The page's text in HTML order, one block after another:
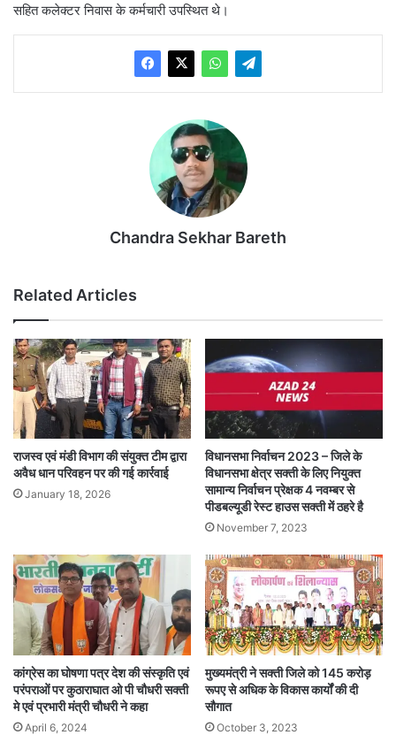
सहित कलेक्टर निवास के कर्मचारी उपस्थित थे।
Chandra Sekhar Bareth
Related Articles
राजस्व एवं मंडी विभाग की संयुक्त टीम द्वारा
अवैध धान परिवहन पर की गई कार्रवाई
January 18, 2026
विधानसभा निर्वाचन 2023 – जिले के
विधानसभा क्षेत्र सक्ती के लिए नियुक्त
सामान्य निर्वाचन प्रेक्षक 4 नवम्बर से
पीडबल्यूडी रेस्ट हाउस सक्ती में ठहरे है
November 7, 2023
कांग्रेस का घोषणा पत्र देश की संस्कृति एवं
परंपराओं पर कुठाराघात ओ पी चौधरी सक्ती
मे एवं प्रभारी मंत्री चौधरी ने कहा
April 6, 2024
मुख्यमंत्री ने सक्ती जिले को 145 करोड़
रूपए से अधिक के विकास कार्यों की दी
सौगात
October 3, 2023